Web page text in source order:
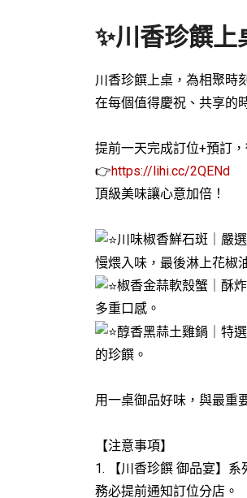
✨川香珍饌上
川香珍饌上桌，為相聚時
在每個值得慶祝、共享的
提前一天完成訂位+預訂
👉https://lihi.cc/2QENd
頂級美味讓心意加倍！
川味椒香鮮石斑｜嚴
慢煨入味，最後淋上花椒
椒香金蒜軟殼蟹｜酥
多重口感。
醇香黑蒜土雞鍋｜特
的珍饌。
用一桌御品好味，與最重
【注意事項】
1. 【川香珍饌 御品宴】
務必提前通知訂位分店。